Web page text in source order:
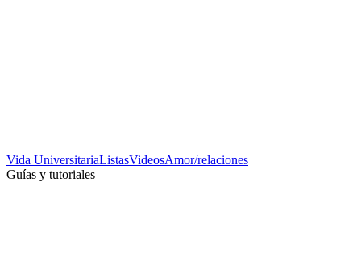
Vida UniversitariaListasVideosAmor/relaciones
Guías y tutoriales